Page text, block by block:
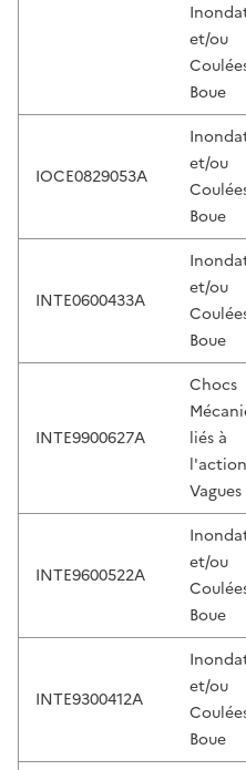
et/ou
Boue
IOCE0829053A
et/ou
Boue
INTE0600433A
et/ou
Boue
INTE9900627A
Chocs
liés à
Vagues
INTE9600522A
et/ou
Boue
INTE9300412A
et/ou
Boue